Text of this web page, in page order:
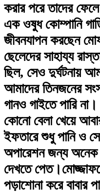
করার পরে তাদের
এক ওষুধ কোম্পানি
জীবনযাপন করছেন
ছেলেদের সাহায্য
ছিল, সেও দুর্ঘটনায়
আমাদের তিনজনের
গানও গাইতে পারি
কোনো বেলা খেয়ে
ইফতারে শুধু পানি ও
অপারেশন জন্য অনেক
দেখতে
পড়াশোনা করে বাবার